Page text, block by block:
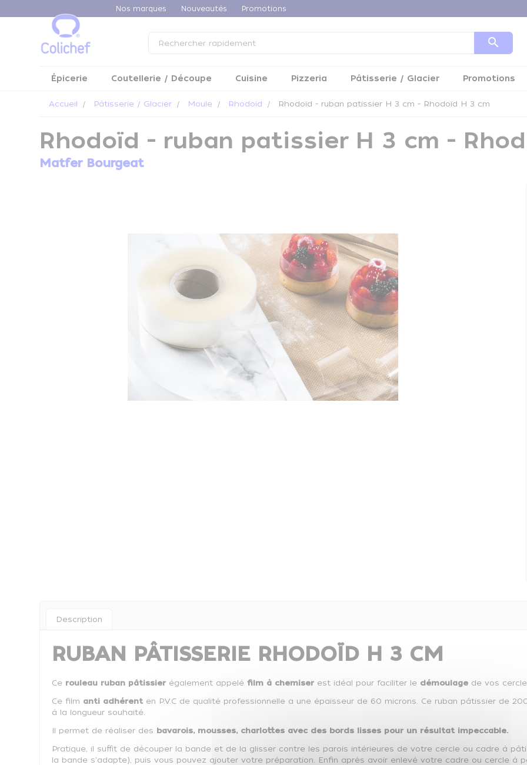
Panneau de gestion des cookiesNos marques Nouveautés Promotions
search
Épicerie Coutellerie / Découpe Cuisine Pizzeria Pâtisserie / Glacier Promotions
Accueil Pâtisserie / Glacier Moule Rhodoïd Rhodoïd - ruban patissier H 3 cm - Rhodoïd H 3 cm
Rhodoïd - ruban patissier H 3 cm -
Matfer Bourgeat
Description
RUBAN PÂTISSERIE RHODOÏD H 3 CM
Ce rouleau ruban pâtissier également appelé film à chemiser est idéal pour faciliter le démoulage de vos
Ce film anti adhérent en P.V.C de qualité professionnelle a une épaisseur de 60 microns. Ce ruban pâtissier de
à la longueur souhaité.
Il permet de réaliser des bavarois, mousses, charlottes avec des bords lisses pour un résultat impeccable.
Pratique, il suffit de découper la bande et de la glisser contre les parois intérieures de votre cercle ou cadre à
la bande s'adapte), puis vous pouvez ajouter votre préparation. Enfin après avoir enlevé votre cadre ou cercle à